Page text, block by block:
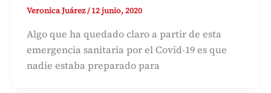
Veronica Juárez/12 junio, 2020
Algo que ha quedado claro a partir de esta
emergencia sanitaria por el Covid-19 es que
nadie estaba preparado para